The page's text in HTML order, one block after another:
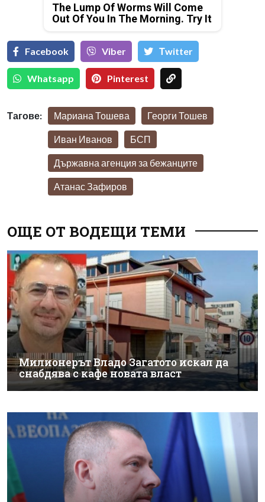
The Lump Of Worms Will Come
Out Of You In The Morning. Try It
Facebook Viber Тwitter
Whatsapp Pinterest
Тагове: Мариана Тошева Георги Тошев
Иван Иванов БСП
Държавна агенция за бежанците
Атанас Зафиров
ОЩЕ ОТ ВОДЕЩИ ТЕМИ
Милионерът Владо Загатото искал да
снабдява с кафе новата власт